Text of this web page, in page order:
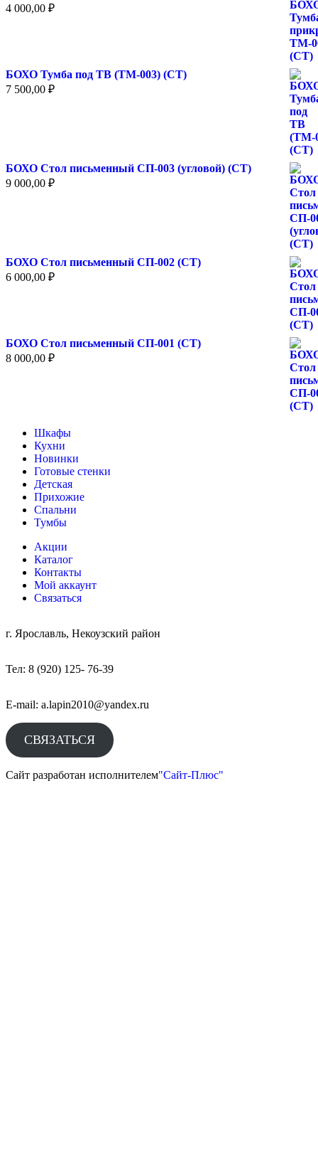
4 000,00 ₽
БОХО Тумба под ТВ (ТМ-003) (СТ)
7 500,00 ₽
БОХО Стол письменный СП-003 (угловой) (СТ)
9 000,00 ₽
БОХО Стол письменный СП-002 (СТ)
6 000,00 ₽
БОХО Стол письменный СП-001 (СТ)
8 000,00 ₽
Шкафы
Кухни
Новинки
Готовые стенки
Детская
Прихожие
Спальни
Тумбы
Акции
Каталог
Контакты
Мой аккаунт
Связаться
г. Ярославль, Некоузский район
Тел: 8 (920) 125- 76-39
E-mail: a.lapin2010@yandex.ru
СВЯЗАТЬСЯ
Сайт разработан исполнителем"Сайт-Плюс"